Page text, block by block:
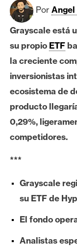
i
t
c
o
i
n
E
t
h
u
m
A
Por Angel
Grayscale está
su propio ETF
la creciente
inversionistas
ecosistema de
producto
0,29%,
competidores.
***
Grayscale
su ETF de
El fondo
Analistas